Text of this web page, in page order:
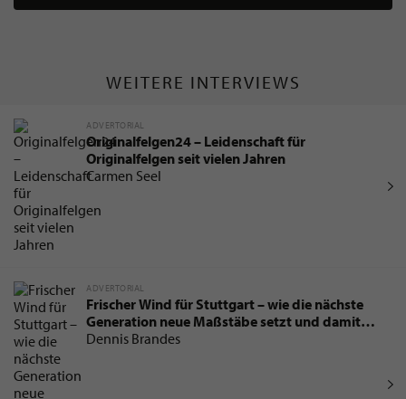
WEITERE INTERVIEWS
ADVERTORIAL
Originalfelgen24 – Leidenschaft für
Originalfelgen seit vielen Jahren
Carmen Seel
ADVERTORIAL
Frischer Wind für Stuttgart – wie die nächste
Generation neue Maßstäbe setzt und damit
die Immobilienbranche verändert
Dennis Brandes